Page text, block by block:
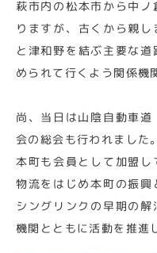
萩市内の松本市から中
りますが、古くから親
と津和野を結ぶ主要な
められて行くよう関係機
尚、当日は山陰自動車
会の総会も行われました。
本町も会員として加盟し
物流をはじめ本町の振
シングリンクの早期の
機関とともに活動を推進